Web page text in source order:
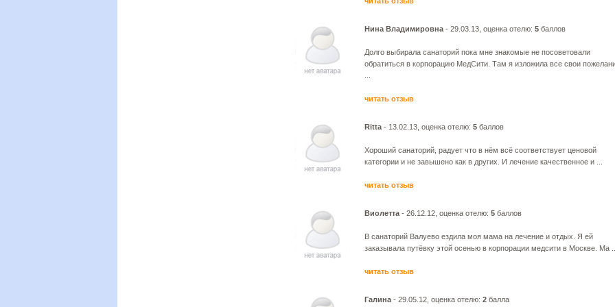
Нина Владимировна - 29.03.13, оценка отелю: 5 баллов
Долго выбирала санаторий пока мне знакомые не посоветовали
обратиться в корпорацию МедСити. Там я изложила все свои
читать отзыв
Ritta - 13.02.13, оценка отелю: 5 баллов
Хороший санаторий, радует что в нём всё соответствует ценовой
категории и не завышено как в других. И лечение качественное и ...
читать отзыв
Виолетта - 26.12.12, оценка отелю: 5 баллов
В санаторий Валуево ездила моя мама на лечение и отдых. Я ей
заказывала путёвку этой осенью в корпорации медсити в Москве. Ма
читать отзыв
Галина - 29.05.12, оценка отелю: 2 балла